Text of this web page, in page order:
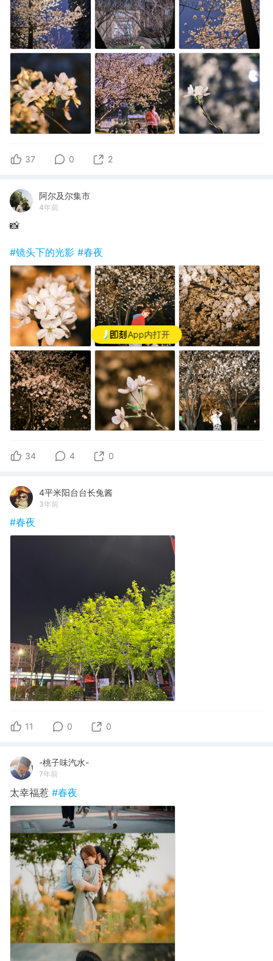
App内打开
37 0 2
阿尔及尔集市
4年前
📸️
#镜头下的光影 #春夜
34 4 0
4平米阳台台长兔酱
3年前
#春夜
11 0 0
-桃子味汽水-
7年前
太幸福惹 #春夜